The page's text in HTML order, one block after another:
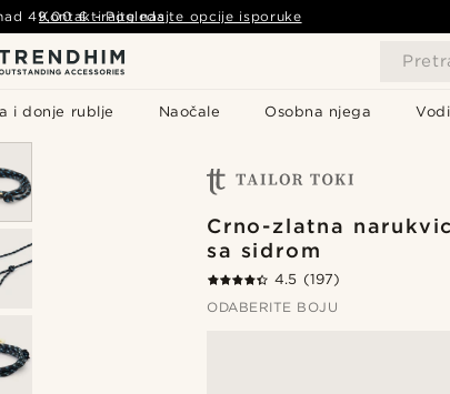
i donje rublje Naočale Osobna njega
49,00 € - Pogledajte opcije isporuke
Kontaktirajte nas
Crno-zlatna
sa sidrom
4.5 (197)
ODABERITE BOJU